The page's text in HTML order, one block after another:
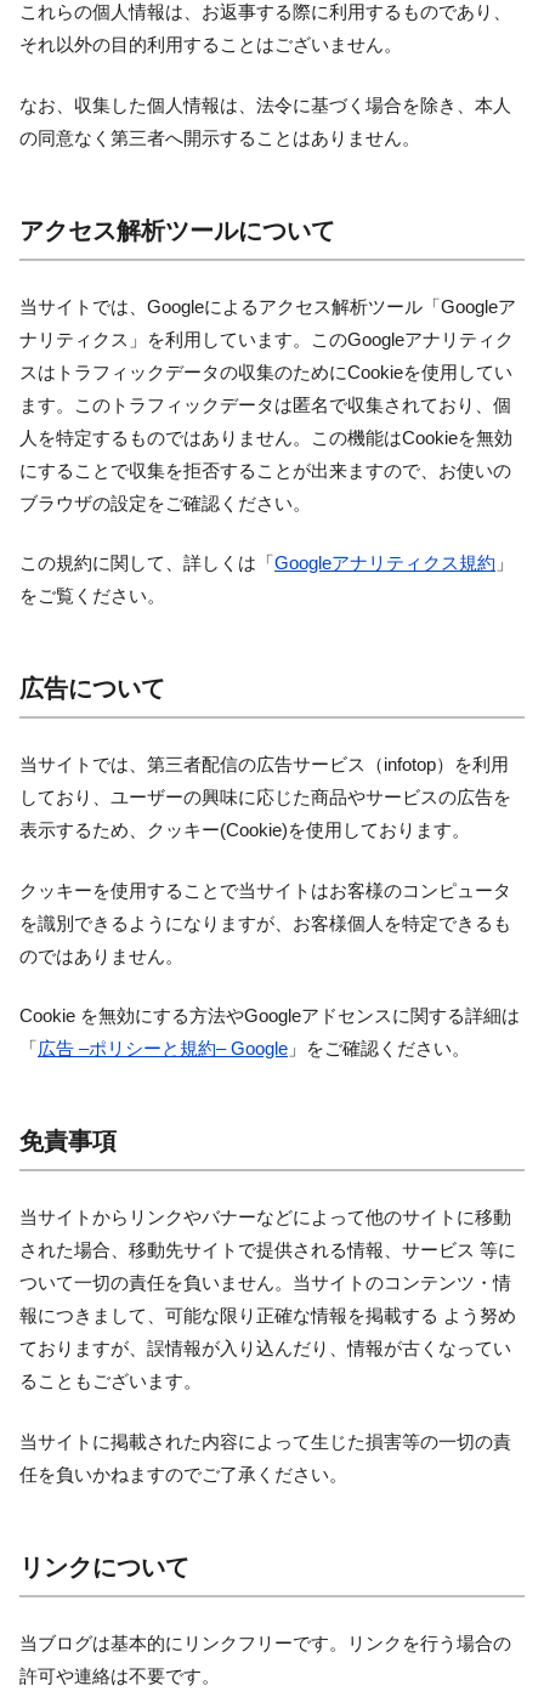
これらの個人情報は、お返事する際に利用するものであり、
それ以外の目的利用することはございません。
なお、収集した個人情報は、法令に基づく場合を除き、本人
の同意なく第三者へ開示することはありません。
アクセス解析ツールについて
当サイトでは、Googleによるアクセス解析ツール「Googleア
ナリティクス」を利用しています。このGoogleアナリティク
スはトラフィックデータの収集のためにCookieを使用してい
ます。このトラフィックデータは匿名で収集されており、個
人を特定するものではありません。この機能はCookieを無効
にすることで収集を拒否することが出来ますので、お使いの
ブラウザの設定をご確認ください。
この規約に関して、詳しくは「Googleアナリティクス規約 」
をご覧ください。
広告について
当サイトでは、第三者配信の広告サービス（infotop）を利用
しており、ユーザーの興味に応じた商品やサービスの広告を
表示するため、クッキー(Cookie)を使用しております。
クッキーを使用することで当サイトはお客様のコンピュータ
を識別できるようになりますが、お客様個人を特定できるも
のではありません。
Cookie を無効にする方法やGoogleアドセンスに関する詳細は
「広告 –ポリシーと規約– Google 」をご確認ください。
免責事項
当サイトからリンクやバナーなどによって他のサイトに移動
された場合、移動先サイトで提供される情報、サービス 等に
ついて一切の責任を負いません。当サイトのコンテンツ・情
報につきまして、可能な限り正確な情報を掲載する よう努め
ておりますが、誤情報が入り込んだり、情報が古くなってい
ることもございます。
当サイトに掲載された内容によって生じた損害等の一切の責
任を負いかねますのでご了承ください。
リンクについて
当ブログは基本的にリンクフリーです。リンクを行う場合の
許可や連絡は不要です。